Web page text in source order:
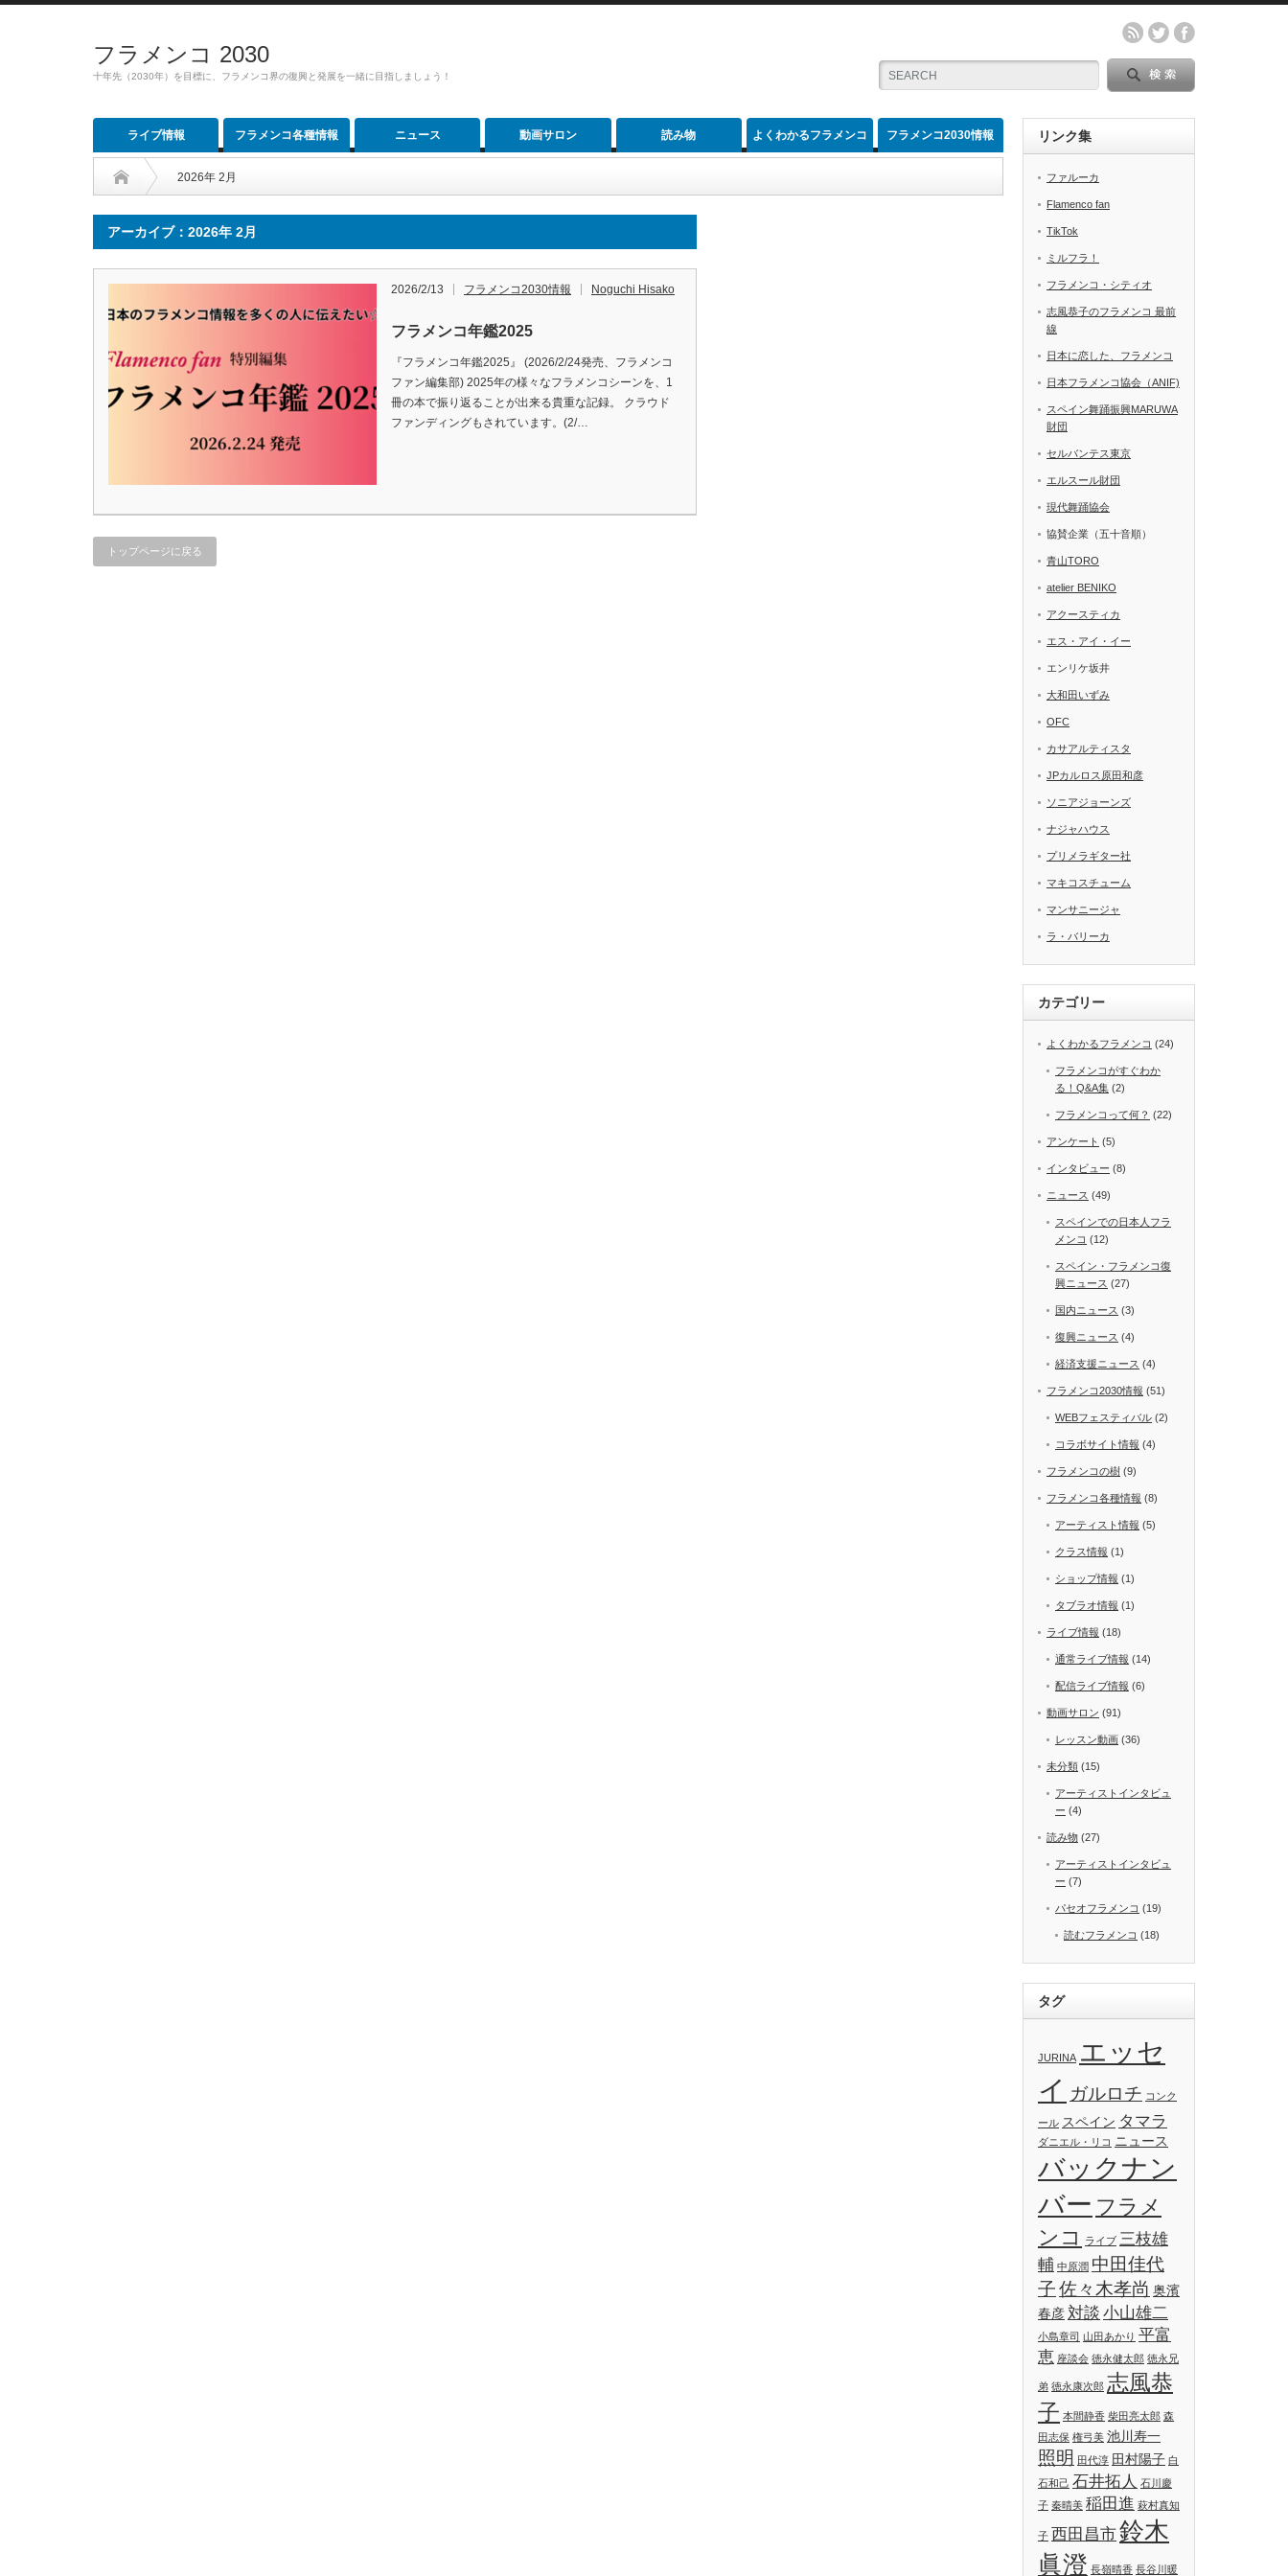
フラメンコ 2030
十年先（2030年）を目標に、フラメンコ界の復興と発展を一緒に目指しましょう！
ライブ情報 フラメンコ各種情報 ニュース 動画サロン 読み物 よくわかるフラメンコ フラメンコ2030情報
2026年 2月
アーカイブ：2026年 2月
2026/2/13 フラメンコ2030情報 Noguchi Hisako
フラメンコ年鑑2025
『フラメンコ年鑑2025』 (2026/2/24発売、フラメンコ
ファン編集部) 2025年の様々なフラメンコシーンを、1
冊の本で振り返ることが出来る貴重な記録。 クラウド
ファンディングもされています。(2/…
トップページに戻る
リンク集
ファルーカ
Flamenco fan
TikTok
ミルフラ！
フラメンコ・シティオ
志風恭子のフラメンコ 最前
線
日本に恋した、フラメンコ
日本フラメンコ協会（ANIF)
スペイン舞踊振興MARUWA
財団
セルバンテス東京
エルスール財団
現代舞踊協会
協賛企業（五十音順）
青山TORO
atelier BENIKO
アクースティカ
エス・アイ・イー
エンリケ坂井
大和田いずみ
OFC
カサアルティスタ
JPカルロス原田和彦
ソニアジョーンズ
ナジャハウス
プリメラギター社
マキコスチューム
マンサニージャ
ラ・バリーカ
カテゴリー
よくわかるフラメンコ (24)
フラメンコがすぐわか
る！Q&A集 (2)
フラメンコって何？ (22)
アンケート (5)
インタビュー (8)
ニュース (49)
スペインでの日本人フラ
メンコ (12)
スペイン・フラメンコ復
興ニュース (27)
国内ニュース (3)
復興ニュース (4)
経済支援ニュース (4)
フラメンコ2030情報 (51)
WEBフェスティバル (2)
コラボサイト情報 (4)
フラメンコの樹 (9)
フラメンコ各種情報 (8)
アーティスト情報 (5)
クラス情報 (1)
ショップ情報 (1)
タブラオ情報 (1)
ライブ情報 (18)
通常ライブ情報 (14)
配信ライブ情報 (6)
動画サロン (91)
レッスン動画 (36)
未分類 (15)
アーティストインタビュ
ー (4)
読み物 (27)
アーティストインタビュ
ー (7)
パセオフラメンコ (19)
読むフラメンコ (18)
タグ
JURINA エッセ
イ ガルロチ コンク
ール スペイン タマラ
ダニエル・リコ ニュース
バックナン
バー フラメ
ンコ
ライブ 三枝雄
輔 中原潤 中田佳代
子佐々木孝尚 奥濱
春彦対談 小山雄二
小島章司 山田あかり 平富
恵 座談会 徳永健太郎 徳永兄
弟 徳永康次郎 志風恭
子 本間静香 柴田亮太郎 森
田志保 権弓美 池川寿一
照明 田代淳 田村陽子 白
石和己 石井拓人 石川慶
子 秦晴美 稲田進 萩村真知
子 西田昌市鈴木
眞澄 長嶺晴香 長谷川暖